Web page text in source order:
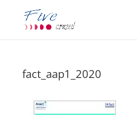
fact_aap1_2020